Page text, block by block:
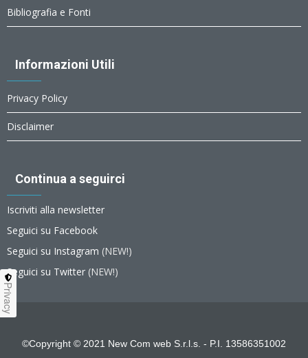
Bibliografia e Fonti
Informazioni Utili
Privacy Policy
Disclaimer
Continua a seguirci
Iscriviti alla newsletter
Seguici su Facebook
Seguici su Instagram (NEW!)
Seguici su Twitter (NEW!)
©Copyright © 2021 New Com web S.r.l.s. - P.I. 13586351002
Privacy